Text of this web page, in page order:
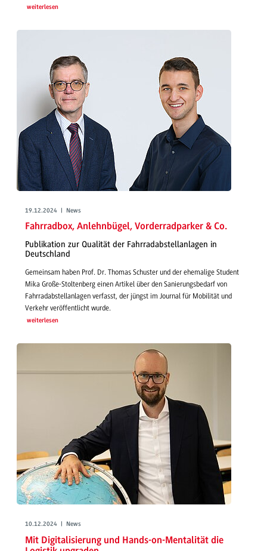
weiterlesen
19.12.2024 | News
Fahrradbox, Anlehnbügel, Vorderradparker & Co.
Publikation zur Qualität der Fahrradabstellanlagen in
Deutschland
Gemeinsam haben Prof. Dr. Thomas Schuster und der ehemalige Student
Mika Große-Stoltenberg einen Artikel über den Sanierungsbedarf von
Fahrradabstellanlagen verfasst, der jüngst im Journal für Mobilität und
Verkehr veröffentlicht wurde.
weiterlesen
10.12.2024 | News
Mit Digitalisierung und Hands-on-Mentalität die